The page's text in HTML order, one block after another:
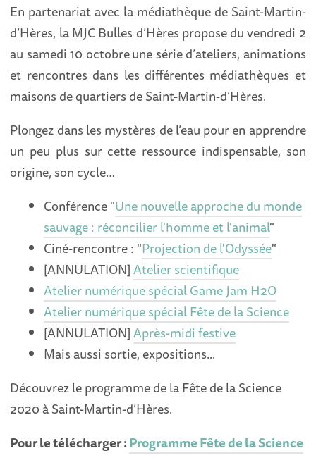
En partenariat avec la médiathèque de Saint-Martin-
d’Hères, la MJC Bulles d’Hères propose du vendredi 2
au samedi 10 octobreune série d’ateliers, animations
et rencontres dans les différentes médiathèques et
maisons de quartiers de Saint-Martin-d’Hères.
Plongez dans les mystères de l’eau pour en apprendre
un peu plus sur cette ressource indispensable, son
origine, son cycle…
Conférence "Une nouvelle approche du monde
sauvage : réconcilier l'homme et l'animal"
Ciné-rencontre : "Projection de l'Odyssée"
[ANNULATION]Atelier scientifique
Atelier numérique spécial Game Jam H2O
Atelier numérique spécial Fête de la Science
[ANNULATION]Après-midi festive
Mais aussi sortie, expositions...
Découvrez le programme de la Fête de la Science
2020 à Saint-Martin-d’Hères.
Pour le télécharger :Programme Fête de la Science